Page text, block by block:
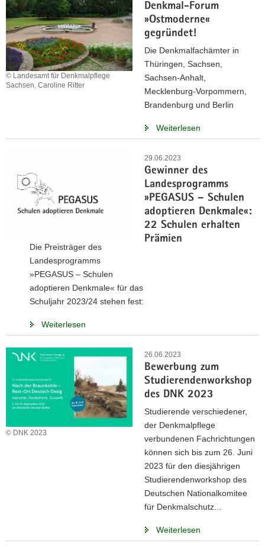
Denkmal-Forum
»Ostmoderne«
gegründet!
© Landesamt für Denkmalpflege
Sachsen, Caroline Ritter
Die Denkmalfachämter in
Thüringen, Sachsen,
Sachsen-Anhalt,
Mecklenburg-Vorpommern,
Brandenburg und Berlin
Weiterlesen
29.06.2023
Gewinner des
Landesprogramms
»PEGASUS – Schulen
adoptieren Denkmale«:
22 Schulen erhalten
Prämien
Die Preisträger des
Landesprogramms
»PEGASUS – Schulen
adoptieren Denkmale« für das
Schuljahr 2023/24 stehen fest:
Weiterlesen
26.06.2023
Bewerbung zum
Studierendenworkshop
des DNK 2023
© DNK 2023
Studierende verschiedener,
der Denkmalpflege
verbundenen Fachrichtungen
können sich bis zum 26. Juni
2023 für den diesjährigen
Studierendenworkshop des
Deutschen Nationalkomitee
für Denkmalschutz...
Weiterlesen